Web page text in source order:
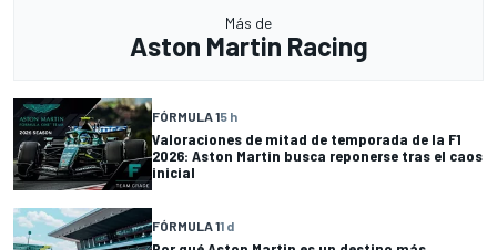
Más de
Aston Martin Racing
FÓRMULA 15 h
Valoraciones de mitad de temporada de la F1
2026: Aston Martin busca reponerse tras el caos
inicial
FÓRMULA 11 d